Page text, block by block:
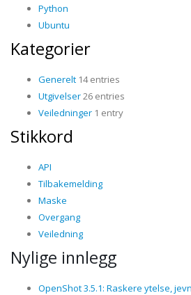
Python
Ubuntu
Kategorier
Generelt 14 entries
Utgivelser26 entries
Veiledninger 1 entry
Stikkord
API
Tilbakemelding
Maske
Overgang
Veiledning
Nylige innlegg
OpenShot 3.5.1: Raskere ytelse,